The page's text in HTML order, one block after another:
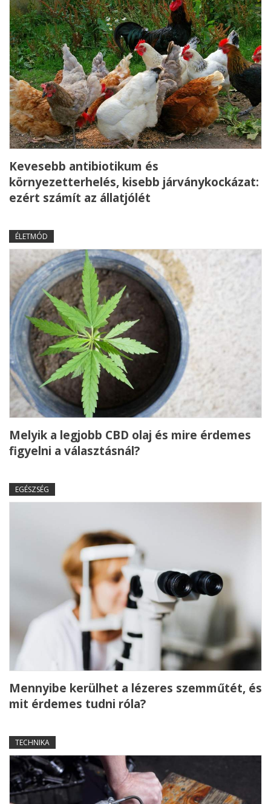
Kevesebb antibiotikum és
környezetterhelés, kisebb járványkockázat:
ezért számít az állatjólét
ÉLETMÓD
Melyik a legjobb CBD olaj és mire érdemes
figyelni a választásnál?
EGÉSZSÉG
Mennyibe kerülhet a lézeres szemműtét, és
mit érdemes tudni róla?
TECHNIKA